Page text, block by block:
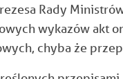
Rady
wykazów akt
chyba że